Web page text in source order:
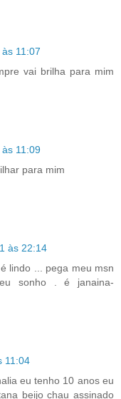
11:07
vai brilha para mim
11:09
para mim
às 22:14
lindo ... pega meu msn
sonho . é janaina-
11:04
eu tenho 10 anos eu
beijo chau assinado